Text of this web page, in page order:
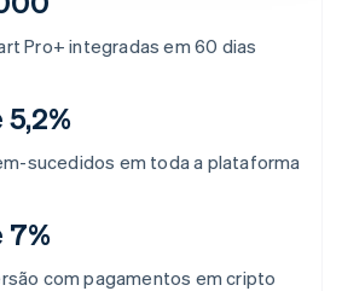
Pro+ integradas em 60 dias
sucedidos em toda a plataforma
7%
com pagamentos em cripto